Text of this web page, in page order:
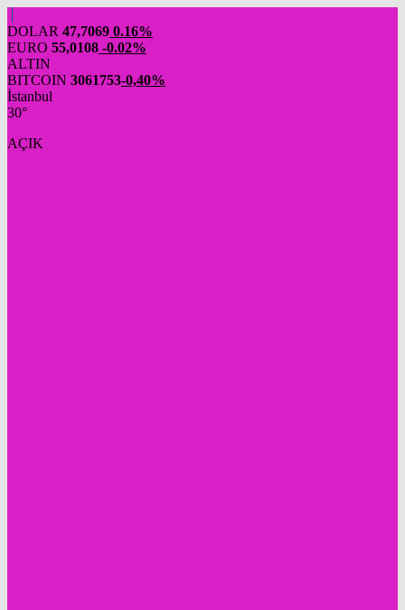
DOLAR 47,7069 0.16%
EURO 55,0108 -0.02%
ALTIN
BITCOIN 3061753-0,40%
İstanbul
30°
AÇIK